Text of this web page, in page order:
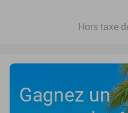
Hors taxe
Gagnez un